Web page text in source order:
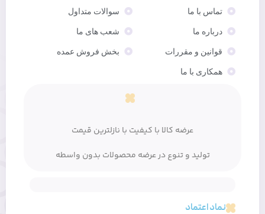
تماس با ما
درباره ما
قوانین و مقررات
همکاری با ما
سوالات متداول
شعب های ما
بخش فروش عمده
عرضه کالا با کیفیت با نازلترین قیمت
تولید و تنوع در عرضه محصولات بدون واسطه
نماد اعتماد